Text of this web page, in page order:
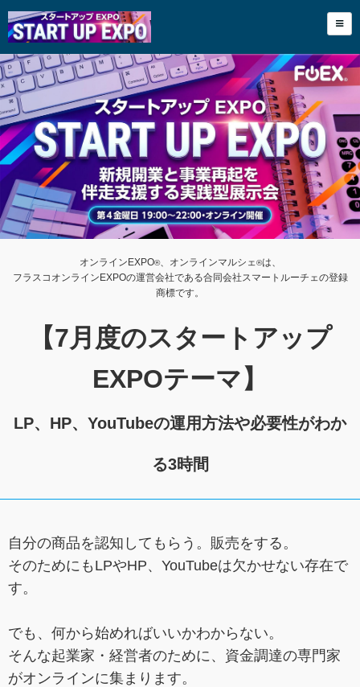
オンラインEXPO®︎、オンラインマルシェ®︎は、
フラスコオンラインEXPOの運営会社である合同会社スマートルーチェの登録
商標です。
【7月度のスタートアップ
EXPOテーマ】
LP、HP、YouTubeの運用方法や必要性がわか
る3時間
自分の商品を認知してもらう。販売をする。
そのためにもLPやHP、YouTubeは欠かせない存在で
す。
でも、何から始めればいいかわからない。
そんな起業家・経営者のために、資金調達の専門家
がオンラインに集まります。